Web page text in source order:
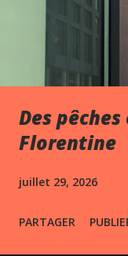
Des
Florentine
juillet 29, 2026
PARTAGER